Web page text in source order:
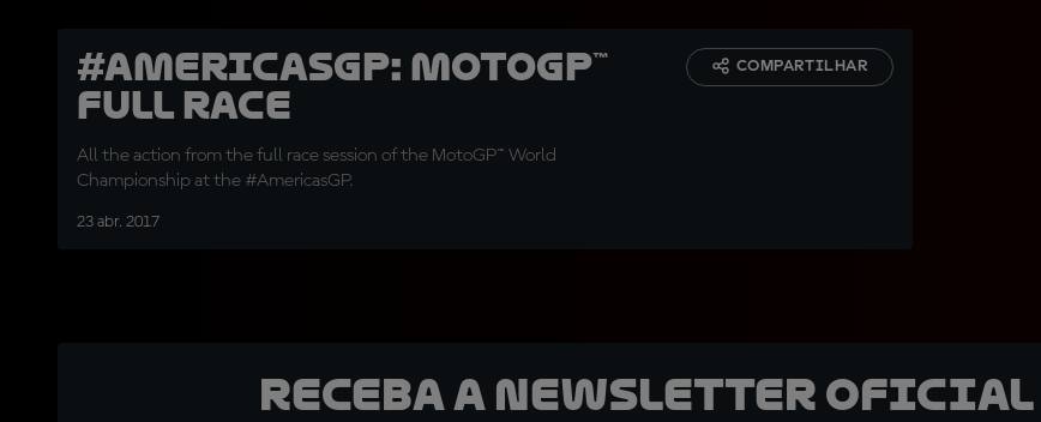
#AmericasGP: MotoGP™
Full Race
All the action from the full race session of the MotoGP™ World
Championship at the #AmericasGP.
23 abr. 2017
COMPARTILHAR
Receba a newsletter oficial